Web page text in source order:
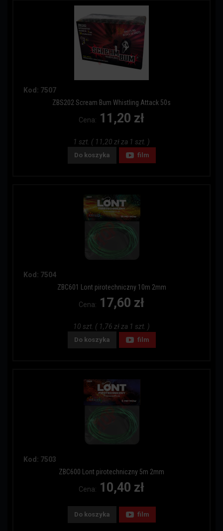
Kod: 7507
ZBS202 Scream Bum Whistling Attack 50s
Cena: 11,20 zł
1 szt. ( 11,20 zł za 1 szt. )
Do koszyka film
Kod: 7504
ZBC601 Lont pirotechniczny 10m 2mm
Cena: 17,60 zł
10 szt. ( 1,76 zł za 1 szt. )
Do koszyka film
Kod: 7503
ZBC600 Lont pirotechniczny 5m 2mm
Cena: 10,40 zł
Do koszyka film